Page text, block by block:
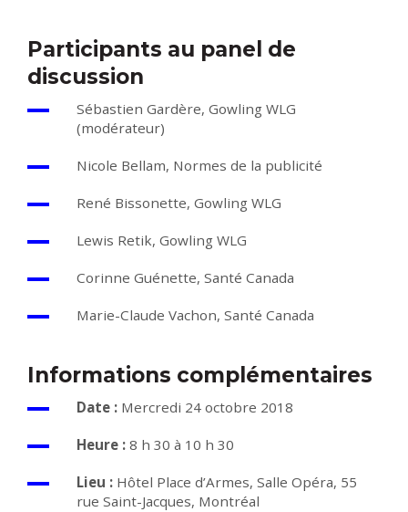
Participants au panel de
discussion
Sébastien Gardère, Gowling WLG
(modérateur)
Nicole Bellam, Normes de la publicité
René Bissonette, Gowling WLG
Lewis Retik, Gowling WLG
Corinne Guénette, Santé Canada
Marie-Claude Vachon, Santé Canada
Informations complémentaires
Date : Mercredi 24 octobre 2018
Heure : 8 h 30 à 10 h 30
Lieu : Hôtel Place d’Armes, Salle Opéra, 55
rue Saint-Jacques, Montréal